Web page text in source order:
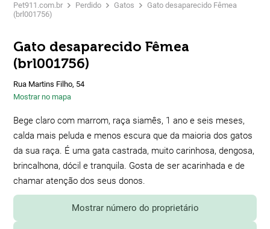
Pet911.com.br Perdido Gatos
Gato desaparecido Fêmea
(brl001756)
Gato desaparecido Fêmea
(brl001756)
Rua Martins Filho, 54
Mostrar no mapa
Bege claro com marrom, raça siamês, 1 ano e seis meses,
calda mais peluda e menos escura que da maioria dos gatos
da sua raça. É uma gata castrada, muito carinhosa, dengosa,
brincalhona, dócil e tranquila. Gosta de ser acarinhada e de
chamar atenção dos seus donos.
Mostrar número do proprietário